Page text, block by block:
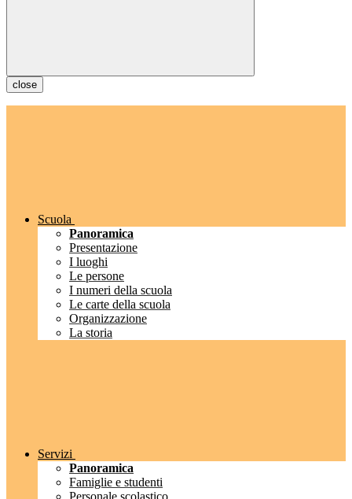
close
Scuola
Panoramica
Presentazione
I luoghi
Le persone
I numeri della scuola
Le carte della scuola
Organizzazione
La storia
Servizi
Panoramica
Famiglie e studenti